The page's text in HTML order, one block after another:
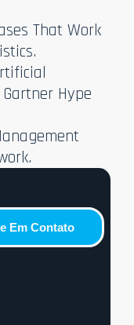
That Work
Hype
Em Contato